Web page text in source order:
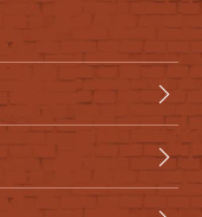
goods
bicycle